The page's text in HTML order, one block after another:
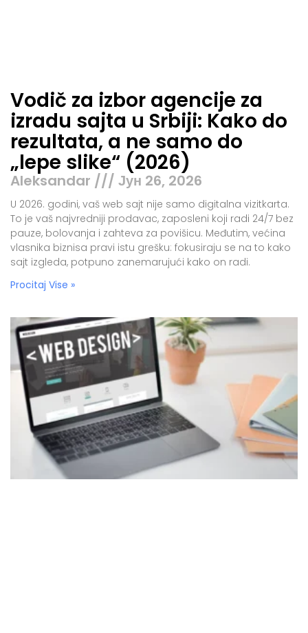
Vodič za izbor agencije za
izradu sajta u Srbiji: Kako do
rezultata, a ne samo do
„lepe slike“ (2026)
Aleksandar Јун 26, 2026
U 2026. godini, vaš web sajt nije samo digitalna vizitkarta.
To je vaš najvredniji prodavac, zaposleni koji radi 24/7 bez
pauze, bolovanja i zahteva za povišicu. Međutim, većina
vlasnika biznisa pravi istu grešku: fokusiraju se na to kako
sajt izgleda, potpuno zanemarujući kako on radi.
Procitaj Vise »